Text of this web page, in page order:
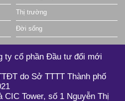
Thị trường
Đời sống
ty cổ phần Đầu tư đổi mới
do Sở TTTT Thành phố
Tower, số 1 Nguyễn Thị